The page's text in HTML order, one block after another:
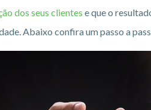
dos seus clientes e que o
Abaixo confira um passo a